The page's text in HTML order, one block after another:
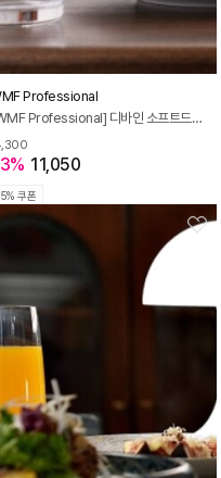
Professional
[WMF Professional] 디바인 소프트드링크 물잔 225ml
11,050
쿠폰